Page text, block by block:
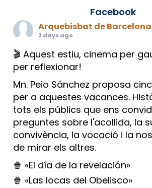
Facebook
Arquebisbat de Barcelona
2 days ago
🎬 Aquest estiu, cinema per
per reflexionar!
Mn. Peio Sánchez proposa
per a aquestes vacances.
tots els públics que ens
preguntes sobre l'acollida, la
convivència, la vocació i la
de mirar els altres.
🍿 «El día de la revelación»
🍿 «Las locas del Obelisco»